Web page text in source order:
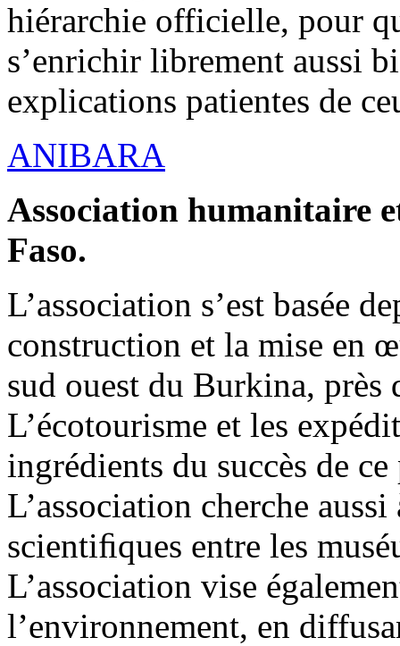
hiérarchie officielle, pour
s’enrichir librement aussi
explications patientes de
ANIBARA
Association humanitaire
Faso.
L’association s’est basée
construction et la mise en
sud ouest du Burkina,
L’écotourisme et les
ingrédients du succès de
L’association cherche
scientiﬁques entre les
L’association vise
l’environnement, en